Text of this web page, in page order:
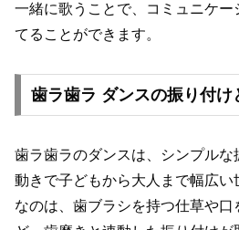
一緒に歌うことで、コミュニケ
てることができます。
歯ラ歯ラ ダンスの振り付け
歯ラ歯ラのダンスは、シンプル
動きで子どもから大人まで幅広
なのは、歯ブラシを持つ仕草や